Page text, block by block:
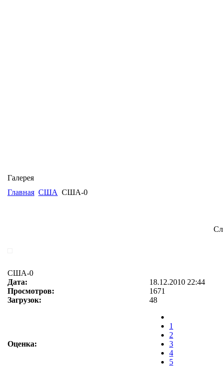
Галерея
Главная США США-0
США-0
Дата:
18.12.2010 22:44
Просмотров:
1671
Загрузок:
48
Оценка:
1
2
3
4
5